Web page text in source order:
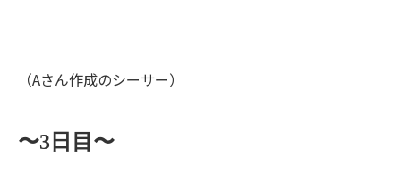
（Aさん作成のシーサー）
〜3日目〜